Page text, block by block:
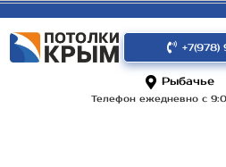
Рыбачье
Телефон ежедневно с